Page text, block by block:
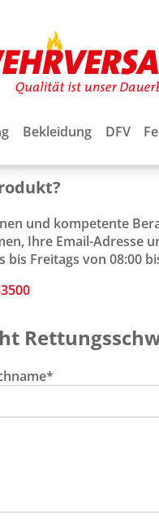
Bekleidung DFV
und kompetente
Ihre Email-Adresse
Freitags von 08:00